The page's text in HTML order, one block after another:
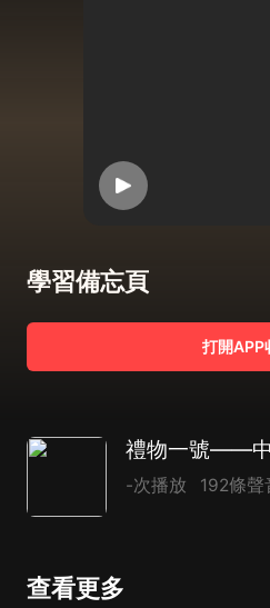
學習備忘頁
打開APP
禮物一號——
-次播放 192條聲
查看更多